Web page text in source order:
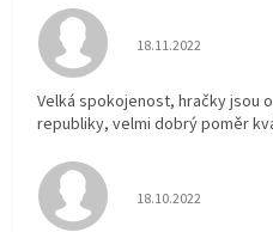
Hodnocení
18.11.2022
Velká spokojenost, hračky jsou
republiky, velmi dobrý poměr
Hodnocení
18.10.2022